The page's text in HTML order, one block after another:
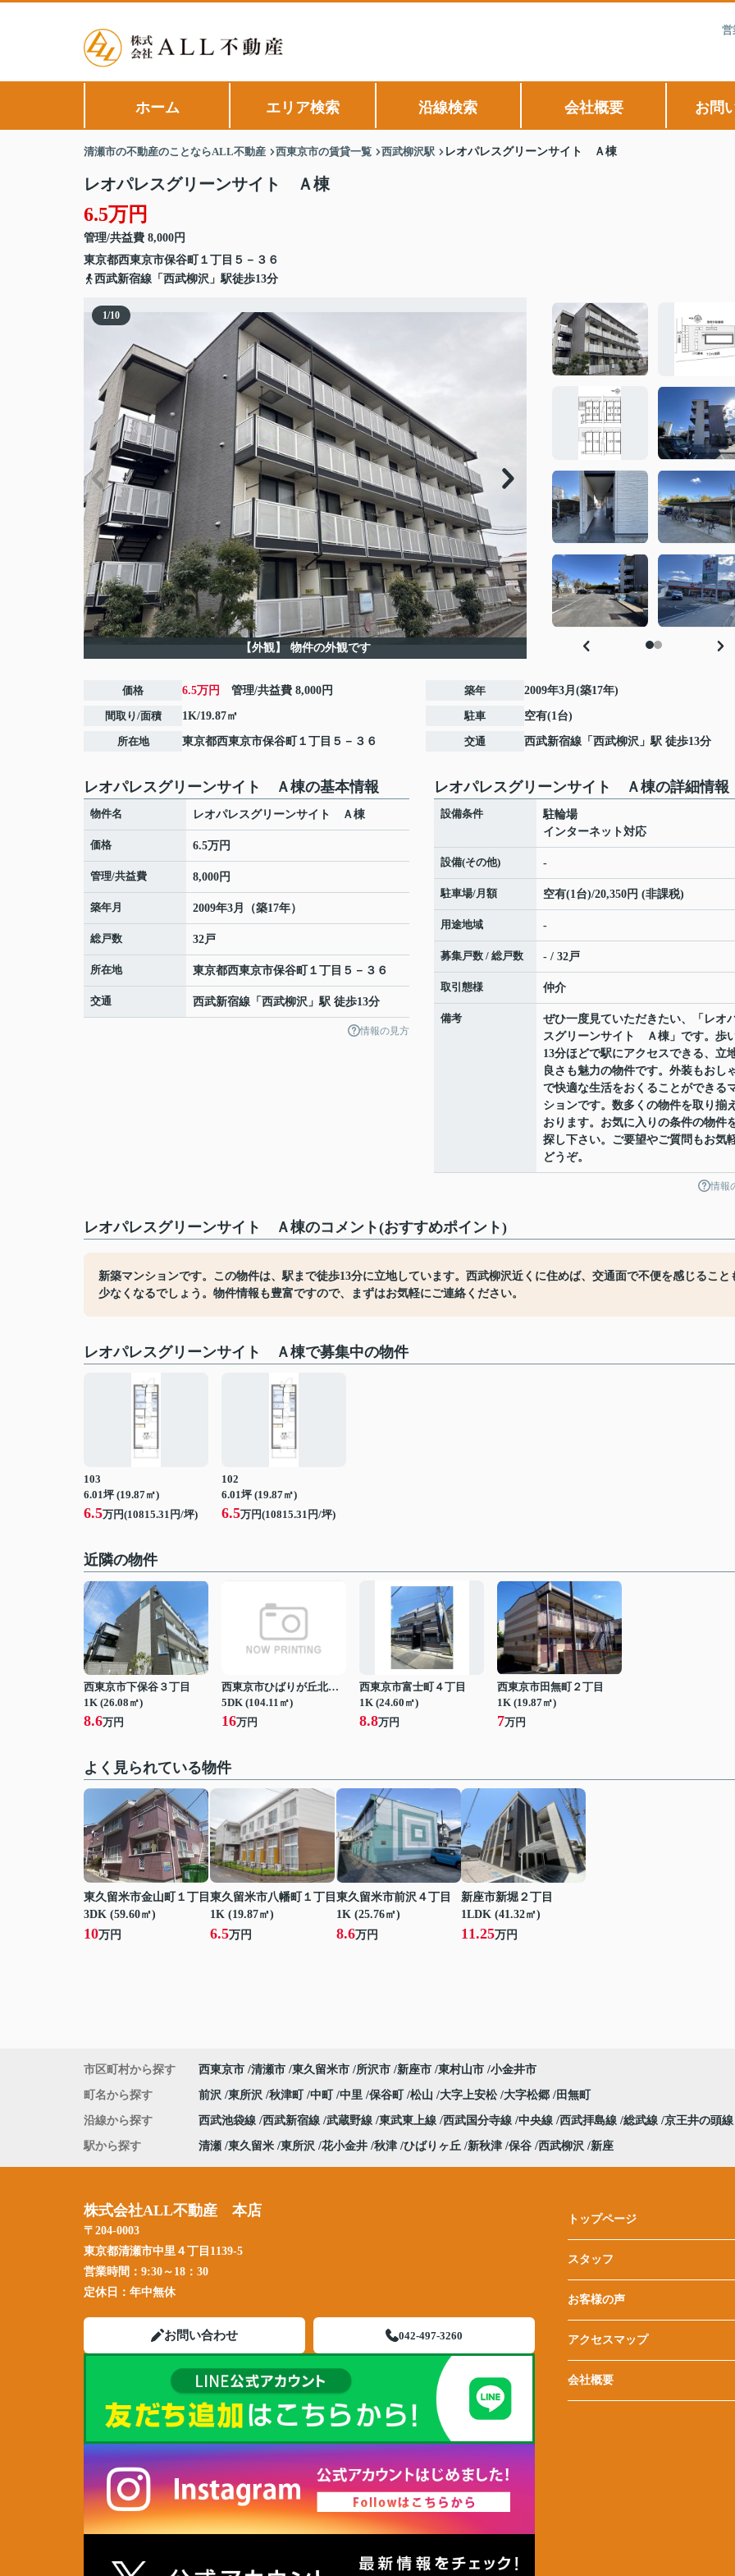
営
ホーム エリア検索 沿線検索 会社概要 お問
清瀬市の不動産のことならALL不動産 西東京市の賃貸一覧 西武柳沢駅 レオパレスグリーンサイト Ａ棟
レオパレスグリーンサイト Ａ棟
6.5万円
管理/共益費 8,000円
東京都西東京市保谷町
１丁目５－３６
西武新宿線「西武柳沢」駅徒歩13分
1/10
【外観】 物件の外観です
価格 6.5万円 管理/共益費 8,000円
間取り/面積 1K/19.87㎡
所在地 東京都西東京市保谷町 １丁目５－３６
築年 2009年3月(築17年)
駐車 空有(1台)
交通 西武新宿線 「 西武柳沢 」駅 徒歩13分
レオパレスグリーンサイト Ａ棟の基本情報
物件名 レオパレスグリーンサイト Ａ棟
価格 6.5万円
管理/共益費 8,000円
築年月 2009年3月（築17年）
総戸数 32戸
所在地 東京都西東京市保谷町 １丁目５－３６
交通 西武新宿線 「 西武柳沢 」駅 徒歩13分
情報の見方
レオパレスグリーンサイト Ａ棟の詳細情報
設備条件
駐輪場
インターネット対応
設備(その他) -
駐車場/月額 空有(1台)/20,350円 (非課税)
用途地域 -
募集戸数 / 総戸数 - / 32戸
取引態様 仲介
備考
ぜひ一度見ていただきたい、「レオ
スグリーンサイト Ａ棟」です。歩
13分ほどで駅にアクセスできる、立
良さも魅力の物件です。外装もおし
で快適な生活をおくることができる
ションです。数多くの物件を取り揃
おります。お気に入りの条件の物件
探し下さい。ご要望やご質問もお気
どうぞ。
情報
レオパレスグリーンサイト Ａ棟のコメント(おすすめポイント)
新築マンションです。この物件は、駅まで徒歩13分に立地しています。西武柳沢近くに住めば、交通面で不便を感じること
少なくなるでしょう。物件情報も豊富ですので、まずはお気軽にご連絡ください。
レオパレスグリーンサイト Ａ棟で募集中の物件
103
6.01坪 (19.87㎡)
6.5万円(10815.31円/坪)
102
6.01坪 (19.87㎡)
6.5万円(10815.31円/坪)
近隣の物件
西東京市下保谷３丁目
1K (26.08㎡)
8.6万円
西東京市ひばりが丘北４丁目
5DK (104.11㎡)
16万円
西東京市富士町４丁目
1K (24.60㎡)
8.8万円
西東京市田無町２丁目
1K (19.87㎡)
7万円
よく見られている物件
東久留米市金山町１丁目
3DK (59.60㎡)
10万円
東久留米市八幡町１丁目
1K (19.87㎡)
6.5万円
東久留米市前沢４丁目
1K (25.76㎡)
8.6万円
新座市新堀２丁目
1LDK (41.32㎡)
11.25万円
市区町村から探す 西東京市 清瀬市 東久留米市 所沢市 新座市 東村山市 小金井市
町名から探す 前沢 東所沢 秋津町 中町 中里 保谷町 松山 大字上安松 大字松郷 田無町
沿線から探す 西武池袋線 西武新宿線 武蔵野線 東武東上線 西武国分寺線 中央線 西武拝島線 総武線 京王井の頭線
駅から探す 清瀬 東久留米 東所沢 花小金井 秋津 ひばりヶ丘 新秋津 保谷 西武柳沢 新座
株式会社ALL不動産 本店
〒204-0003
東京都清瀬市中里４丁目1139-5
営業時間： 9:30～18：30
定休日： 年中無休
お問い合わせ 042-497-3260
トップページ
スタッフ
お客様の声
アクセスマップ
会社概要